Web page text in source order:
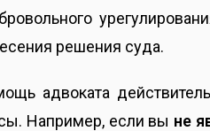
решения суда.
адвоката
Например, если вы не